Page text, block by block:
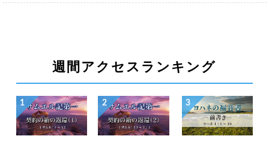
週間アクセスランキング
1 2 3